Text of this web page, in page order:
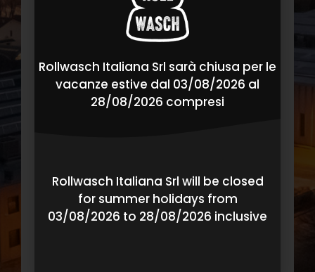
¿PREGUNTAS? ESCRÍBANOS
Rollwasch Italiana Srl sarà chiusa per le
vacanze estive dal 03/08/2026 al
28/08/2026 compresi
Rollwasch Italiana Srl will be closed
for summer holidays from
03/08/2026 to 28/08/2026 inclusive